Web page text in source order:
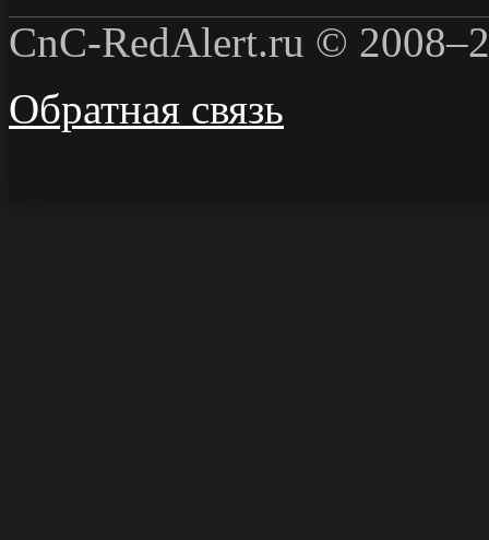
CnC-RedAlert.ru ©
Обратная связь